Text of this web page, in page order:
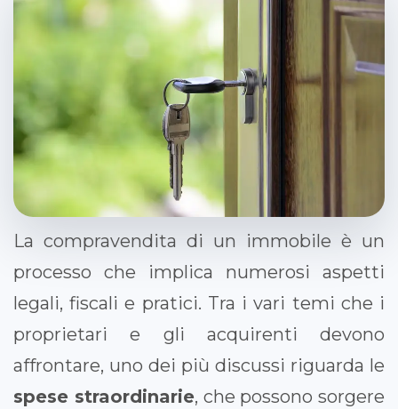
La compravendita di un immobile è un
processo che implica numerosi aspetti
legali, fiscali e pratici. Tra i vari temi che i
proprietari e gli acquirenti devono
affrontare, uno dei più discussi riguarda le
spese straordinarie, che possono sorgere